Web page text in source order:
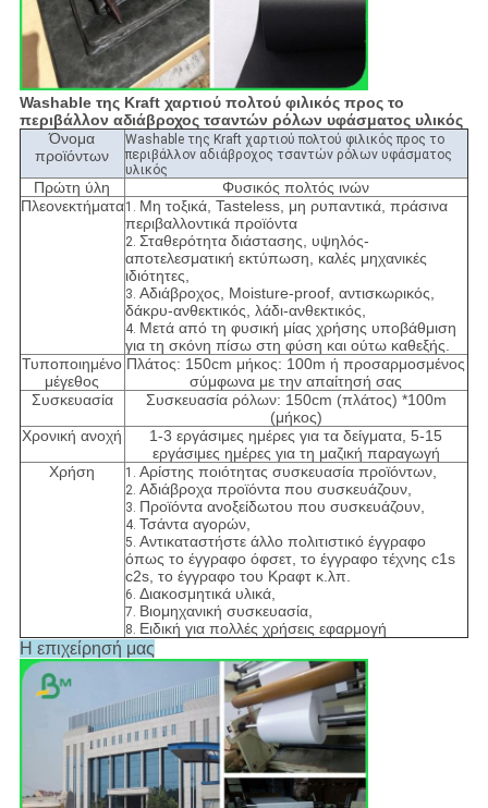
Washable της Kraft χαρτιού πολτού φιλικός προς το
περιβάλλον αδιάβροχος τσαντών ρόλων υφάσματος υλικός
Όνομα
προϊόντων
Washable της Kraft χαρτιού πολτού φιλικός προς το
περιβάλλον αδιάβροχος τσαντών ρόλων υφάσματος
υλικός
Πρώτη ύλη
Φυσικός πολτός ινών
Πλεονεκτήματα1. Μη τοξικά, Tasteless, μη ρυπαντικά, πράσινα
περιβαλλοντικά προϊόντα
2. Σταθερότητα διάστασης, υψηλός-
αποτελεσματική εκτύπωση, καλές μηχανικές
ιδιότητες,
3. Αδιάβροχος, Moisture-proof, αντισκωρικός,
δάκρυ-ανθεκτικός, λάδι-ανθεκτικός,
4. Μετά από τη φυσική μίας χρήσης υποβάθμιση
για τη σκόνη πίσω στη φύση και ούτω καθεξής.
Τυποποιημένο
μέγεθος
Πλάτος: 150cm μήκος: 100m ή προσαρμοσμένος
σύμφωνα με την απαίτησή σας
Συσκευασία
Συσκευασία ρόλων: 150cm (πλάτος) *100m
(μήκος)
Χρονική ανοχή
1-3 εργάσιμες ημέρες για τα δείγματα, 5-15
εργάσιμες ημέρες για τη μαζική παραγωγή
Χρήση
1. Αρίστης ποιότητας συσκευασία προϊόντων,
2. Αδιάβροχα προϊόντα που συσκευάζουν,
3. Προϊόντα ανοξείδωτου που συσκευάζουν,
4. Τσάντα αγορών,
5. Αντικαταστήστε άλλο πολιτιστικό έγγραφο
όπως το έγγραφο όφσετ, το έγγραφο τέχνης c1s
c2s, το έγγραφο του Κραφτ κ.λπ.
6. Διακοσμητικά υλικά,
7. Βιομηχανική συσκευασία,
8. Ειδική για πολλές χρήσεις εφαρμογή
Η επιχείρησή μας